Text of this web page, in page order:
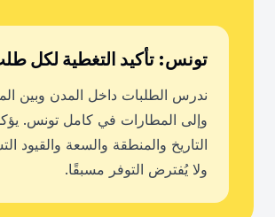
تونس: تأكيد التغطية لكل
ندرس الطلبات داخل المدن وبين
وإلى المطارات في كامل تونس.
التاريخ والمنطقة والسعة والقيود
ولا يُفترض التوفر مسبقًا.